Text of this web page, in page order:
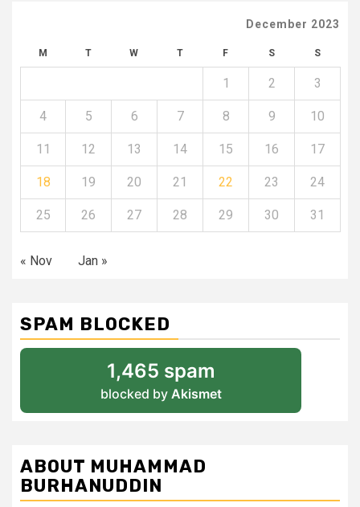
December 2023
M T W T F S S
1 2 3
4 5 6 7 8 9 10
11 12 13 14 15 16 17
18 19 20 21 22 23 24
25 26 27 28 29 30 31
« Nov Jan »
SPAM BLOCKED
1,465 spam
blocked by Akismet
ABOUT MUHAMMAD
BURHANUDDIN